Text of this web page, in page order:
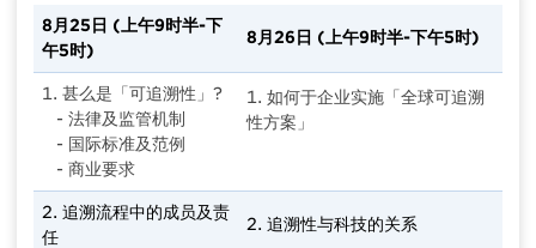
8月25日 (上午9时半-下
午5时)
8月26日 (上午9时半-下午5时)
1. 甚么是「可追溯性」?
- 法律及监管机制
- 国际标准及范例
- 商业要求
1. 如何于企业实施「全球可追溯
性方案」
2. 追溯流程中的成员及责
任
2. 追溯性与科技的关系